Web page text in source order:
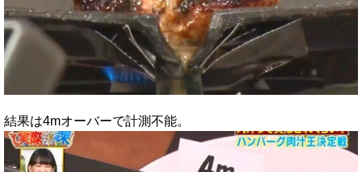
結果は4mオーバーで計測不能。